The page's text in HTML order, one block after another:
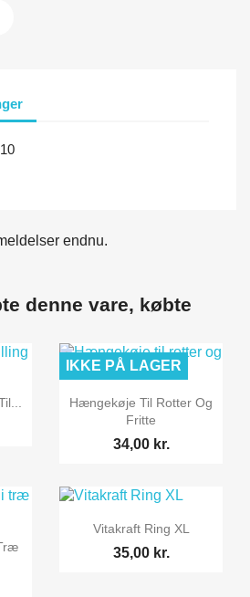
endnu.
denne vare, købte
 Vis her
Hængekøje Til Rotter Og
Fritte
34,00 kr.
IKKE PÅ LAGER
 Vis her
Vitakraft Ring XL
35,00 kr.